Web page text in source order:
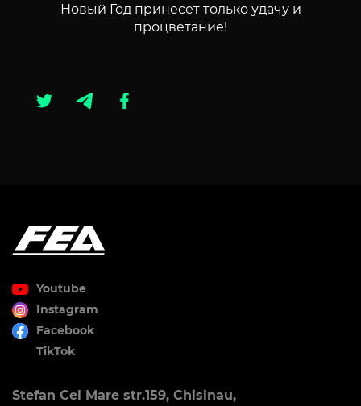
Новый Год принесет только удачу и
процветание!
Youtube
Instagram
Facebook
TikTok
Stefan Cel Mare str.159, Chisinau,